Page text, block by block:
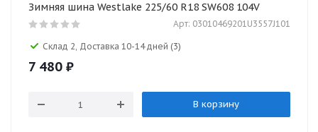
Зимняя шина Westlake 225/60 R18 SW608 104V
Арт: 03010469201U3557J101
Склад 2, Доставка 10-14 дней (3)
7 480 ₽
В корзину